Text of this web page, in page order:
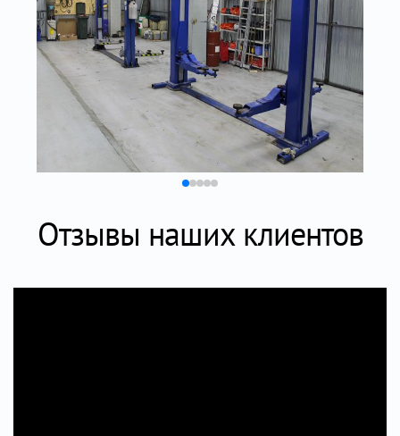
Отзывы наших клиентов